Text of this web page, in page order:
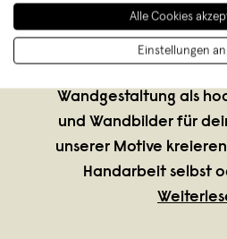
Auf Skanemarie
wunderbare
Wandgestaltung als
und Wandbilder für
unserer Motive
Handarbeit selbst
Alle Cookies
Einstellungen